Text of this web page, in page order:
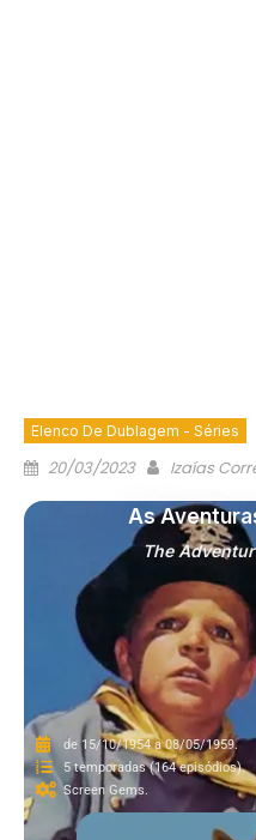
Elenco De Dublagem - Séries
20/03/2023 Izaías
The
As
de 15/10/1954 a 08/05/1959.
5 temporadas (164 episódios).
Screen Gems.